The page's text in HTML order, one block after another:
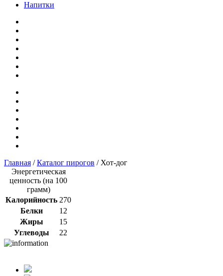
Напитки
Главная /Каталог пирогов / Хот-дог
Энергетическая
ценность (на 100
грамм)
Калорийность 270
Белки
12
Жиры
15
Углеводы
22